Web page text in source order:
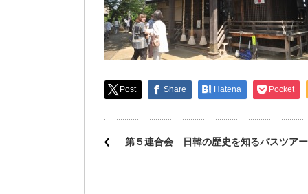
Post Share Hatena Pocket
第５連合会 日韓の歴史を知るバスツアー